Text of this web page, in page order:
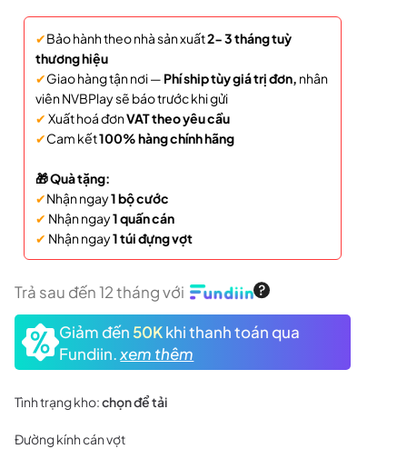
là:
1.427.000 ₫.
tại
là:
1.409.000 ₫.
✔Bảo hành theo nhà sản xuất2- 3 tháng tuỳ
thương hiệu
✔Giao hàng tận nơi — Phí ship tùy giá trị đơn, nhân
viên NVBPlay sẽ báo trước khi gửi
✔ Xuất hoá đơnVAT theo yêu cầu
✔Cam kết100% hàng chính hãng
🎁 Quà tặng:
✔Nhận ngay1 bộ cước
✔ Nhận ngay1 quấn cán
✔ Nhận ngay1 túi đựng vợt
Trả sau đến 12 tháng với
Giảm đến 50Kkhi thanh toán qua
Fundiin.xem thêm
Tình trạng kho:chọn để tải
Đường kính cán vợt